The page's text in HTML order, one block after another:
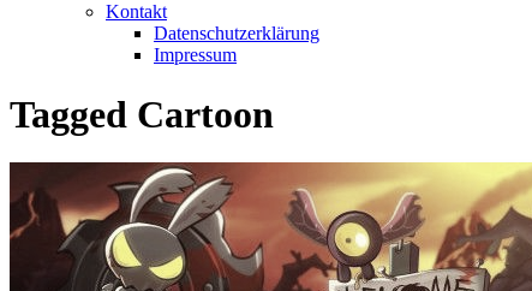
Kontakt
Datenschutzerklärung
Impressum
Tagged Cartoon